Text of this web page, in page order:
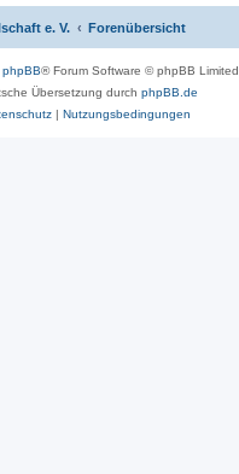
e. V. Forenübersicht
phpBB® Forum Software © phpBB Limited
Übersetzung durch phpBB.de
| Nutzungsbedingungen